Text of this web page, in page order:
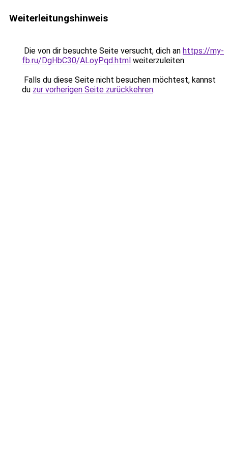
Weiterleitungshinweis
Die von dir besuchte Seite versucht, dich an https://my-
fb.ru/DgHbC30/ALoyPqd.html weiterzuleiten.
Falls du diese Seite nicht besuchen möchtest, kannst
du zur vorherigen Seite zurückkehren.